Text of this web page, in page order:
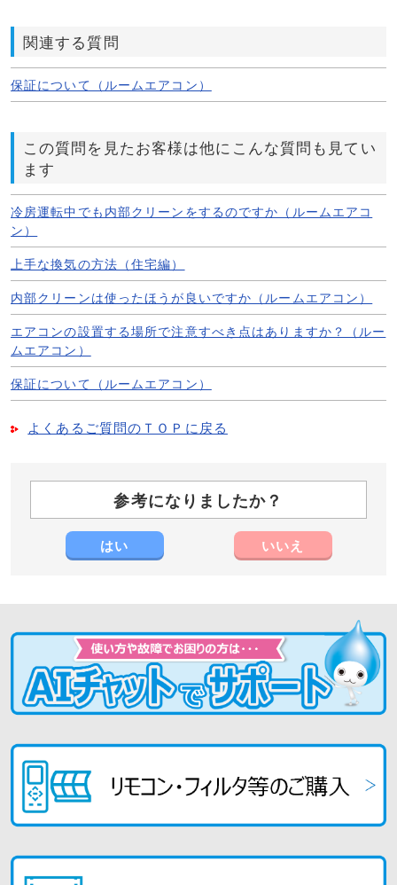
関連する質問
保証について（ルームエアコン）
この質問を見たお客様は他にこんな質問も見てい
ます
冷房運転中でも内部クリーンをするのですか（ルームエアコ
ン）
上手な換気の方法（住宅編）
内部クリーンは使ったほうが良いですか（ルームエアコン）
エアコンの設置する場所で注意すべき点はありますか？（ルー
ムエアコン）
保証について（ルームエアコン）
よくあるご質問のＴＯＰに戻る
参考になりましたか？
はい いいえ